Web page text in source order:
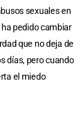
sexuales en
pedido cambiar
que no deja de
días, pero cuando
el miedo